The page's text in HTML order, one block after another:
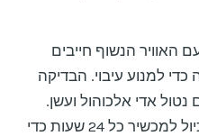
האוויר הנשוף חייבים
למנוע עיבוי. הבדיקה
אדי אלכוהול ועשן.
כמו כן, על השוטרים לעשות כיול למכשיר כל 24 שעות כדי